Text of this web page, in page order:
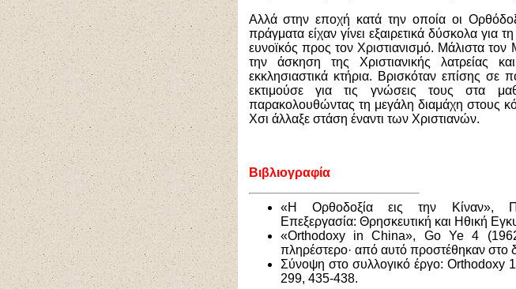
Αλλά στην εποχή κατά την οποία οι
πράγματα είχαν γίνει εξαιρετικά δύσκολα για
ευνοϊκός προς τον Χριστιανισμό. Μάλιστα τον
την άσκηση της Χριστιανικής λατρείας
εκκλησιαστικά κτήρια. Βρισκόταν επίσης σε
εκτιμούσε για τις γνώσεις τους στα
παρακολουθώντας τη μεγάλη διαμάχη στους
Χσι άλλαξε στάση έναντι των Χριστιανών.
Βιβλιογραφία
«Η Ορθοδοξία εις την Κίναν»,
Επεξεργασία: Θρησκευτική και Ηθική
«Orthodoxy in China», Go Ye 4
πληρέστερο· από αυτό προστέθηκαν στο
Σύνοψη στο συλλογικό έργο: Orthodoxy
299, 435-438.